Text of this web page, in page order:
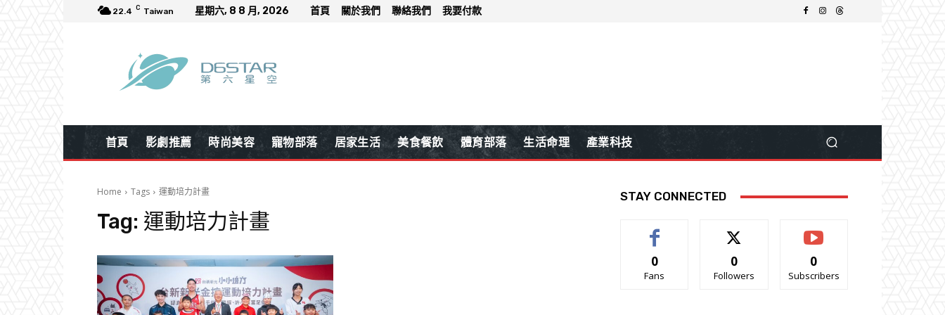
22.4 C Taiwan 星期六, 8 8 月, 2026 首頁 關於我們 聯絡我們 我要付款
首頁 影劇推薦 時尚美容 寵物部落 居家生活 美食餐飲 體育部落 生活命理 產業科技
Home Tags 運動培力計畫
Tag: 運動培力計畫
STAY CONNECTED
0
Fans
0
Followers
0
Subscribers